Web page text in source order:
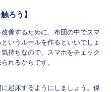
ろう】
善するために、布団の中でスマ
いうルールを作るといいでしょ
持ちなので、スマホをチェック
れるからです。
起床するようにしましょう。保